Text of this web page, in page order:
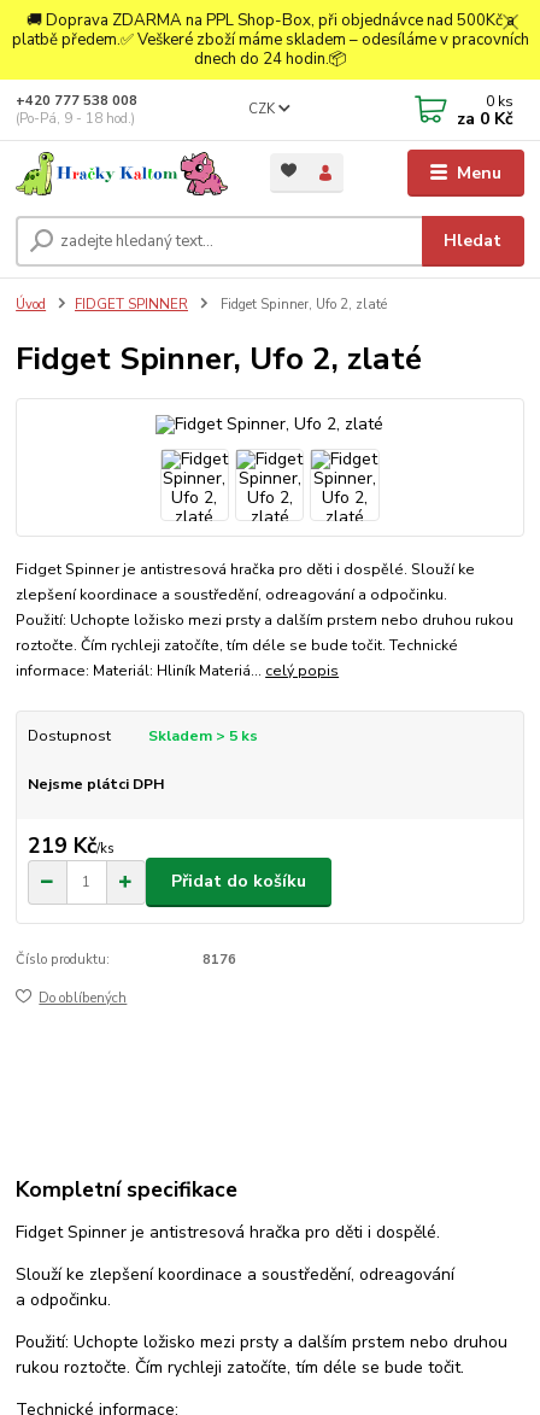
🚚 Doprava ZDARMA na PPL Shop-Box, při objednávce nad 500Kč a
platbě předem.✅ Veškeré zboží máme skladem – odesíláme v pracovních
dnech do 24 hodin.📦
Menu
CZK
Hledat
+420 777 538 008
(Po-Pá, 9 - 18 hod.)
0 ks
za 0 Kč
Úvod FIDGET SPINNER Fidget Spinner, Ufo 2, zlaté
Fidget Spinner, Ufo 2, zlaté
Fidget Spinner je antistresová hračka pro děti i dospělé. Slouží ke
zlepšení koordinace a soustředění, odreagování a odpočinku.
Použití: Uchopte ložisko mezi prsty a dalším prstem nebo druhou rukou
roztočte. Čím rychleji zatočíte, tím déle se bude točit. Technické
informace: Materiál: Hliník Materiá... celý popis
Dostupnost Skladem > 5 ks
Nejsme plátci DPH
219 Kč/ks
Přidat do košíku
Číslo produktu: 8176
Do oblíbených
Kompletní specifikace
Fidget Spinner je antistresová hračka pro děti i dospělé.
Slouží ke zlepšení koordinace a soustředění, odreagování
a odpočinku.
Použití: Uchopte ložisko mezi prsty a dalším prstem nebo druhou
rukou roztočte. Čím rychleji zatočíte, tím déle se bude točit.
Technické informace: